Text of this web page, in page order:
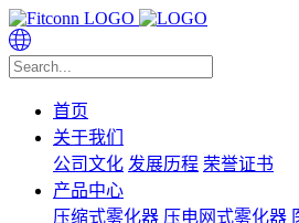
首页
关于我们
公司文化 发展历程 荣誉证书
产品中心
压缩式雾化器 压电网式雾化器